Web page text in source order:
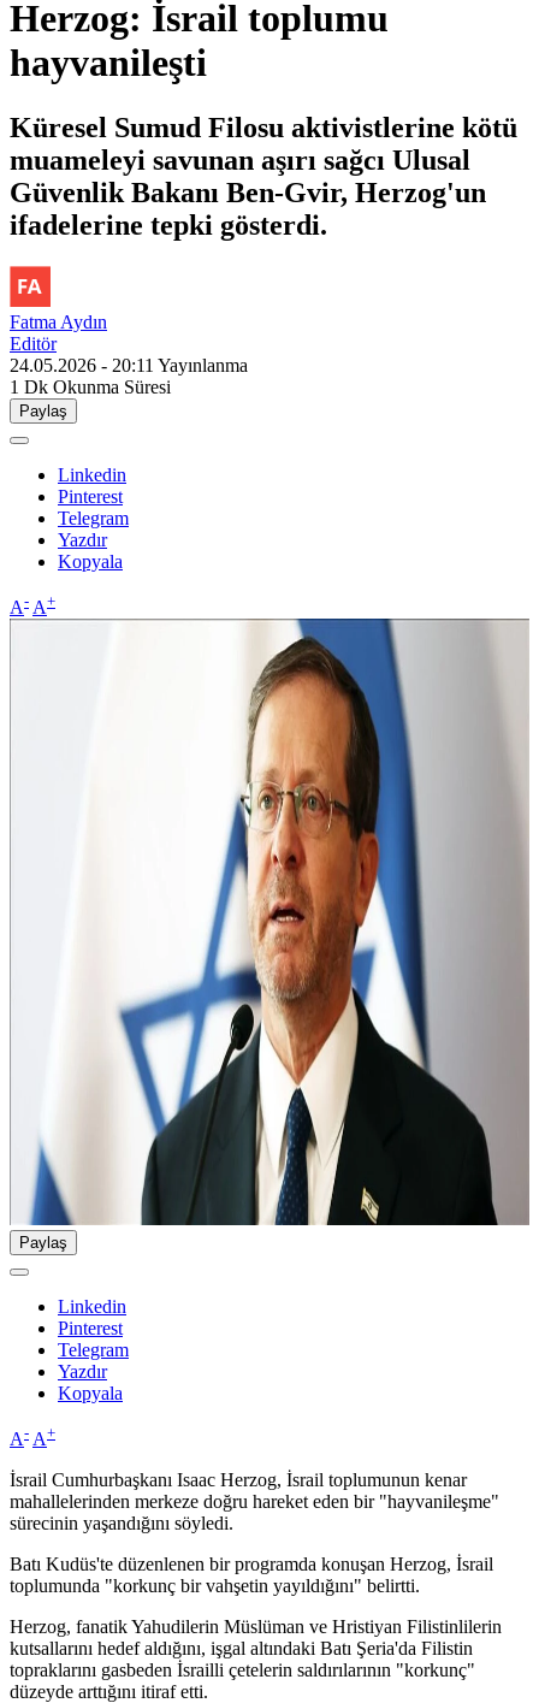
Herzog: İsrail toplumu
hayvanileşti
Küresel Sumud Filosu aktivistlerine kötü
muameleyi savunan aşırı sağcı Ulusal
Güvenlik Bakanı Ben-Gvir, Herzog'un
ifadelerine tepki gösterdi.
Fatma Aydın
Editör
24.05.2026 - 20:11 Yayınlanma
1 Dk Okunma Süresi
Paylaş
Linkedin
Pinterest
Telegram
Yazdır
Kopyala
A- A+
Paylaş
Linkedin
Pinterest
Telegram
Yazdır
Kopyala
A- A+
İsrail Cumhurbaşkanı Isaac Herzog, İsrail toplumunun kenar
mahallelerinden merkeze doğru hareket eden bir "hayvanileşme"
sürecinin yaşandığını söyledi.
Batı Kudüs'te düzenlenen bir programda konuşan Herzog, İsrail
toplumunda "korkunç bir vahşetin yayıldığını" belirtti.
Herzog, fanatik Yahudilerin Müslüman ve Hristiyan Filistinlilerin
kutsallarını hedef aldığını, işgal altındaki Batı Şeria'da Filistin
topraklarını gasbeden İsrailli çetelerin saldırılarının "korkunç"
düzeyde arttığını itiraf etti.